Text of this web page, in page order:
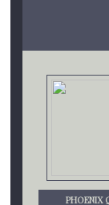
Drinks mischt,
Stammgäste
nie darum
Zuhause
PHOENIX